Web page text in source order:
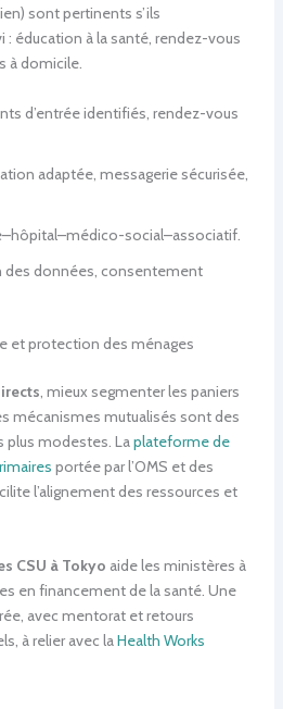
sont pertinents s’ils
: éducation à la santé, rendez-vous
à domicile.
d’entrée identifiés, rendez-vous
adaptée, messagerie sécurisée,
social–associatif.
données, consentement
et protection des ménages
, mieux segmenter les paniers
mécanismes mutualisés sont des
plus modestes. Laplateforme de
portée par l’OMS et des
l’alignement des ressources et
CSU à Tokyo aide les ministères à
en financement de la santé. Une
avec mentorat et retours
à relier avec laHealth Works